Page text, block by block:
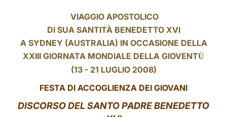
中文
LATINE
VIAGGIO APOSTOLICO
DI SUA SANTITÀ BENEDETTO XVI
A SYDNEY (AUSTRALIA) IN OCCASIONE DELLA
XXIII GIORNATA MONDIALE DELLA GIOVENTÙ
(13 - 21 LUGLIO 2008)
FESTA DI ACCOGLIENZA DEI GIOVANI
DISCORSO DEL SANTO PADRE BENEDETTO